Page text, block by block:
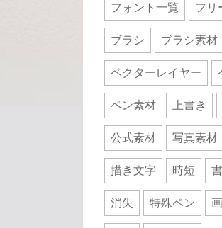
フォント一覧 フリ
ブラシ ブラシ素材
ベクターレイヤー
ペン素材 上書き
公式素材 写真素材
描き文字 時短
消失 特殊ペン